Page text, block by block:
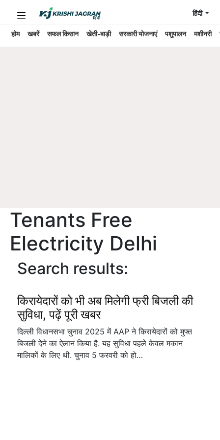
होम खबरें सफल किसान खेती-बाड़ी सरकारी योजनाएं पशुपालन मशीनरी
हिंदी
Tenants Free
Electricity Delhi
Search results:
किरायेदारों को भी अब मिलेगी फ्री बिजली की
सुविधा, पढ़ें पूरी खबर
दिल्ली विधानसभा चुनाव 2025 में AAP ने किरायेदारों को मुफ्त
बिजली देने का ऐलान किया है. यह सुविधा पहले केवल मकान
मालिकों के लिए थी. चुनाव 5 फरवरी को हो…